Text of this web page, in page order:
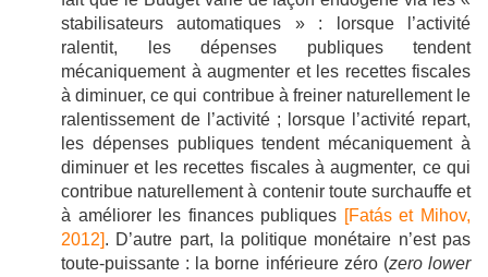
stabilisateurs automatiques » : lorsque l’activité
ralentit, les dépenses publiques tendent
mécaniquement à augmenter et les recettes fiscales
à diminuer, ce qui contribue à freiner naturellement le
ralentissement de l’activité ; lorsque l’activité repart,
les dépenses publiques tendent mécaniquement à
diminuer et les recettes fiscales à augmenter, ce qui
contribue naturellement à contenir toute surchauffe et
à améliorer les finances publiques [Fatás et Mihov,
2012]. D’autre part, la politique monétaire n’est pas
toute-puissante : la borne inférieure zéro (zero lower